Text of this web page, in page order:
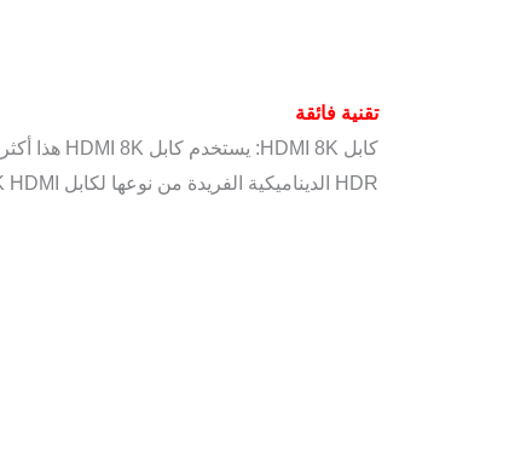
تقنية فائقة
HDR الديناميكية الفريدة من نوعها لكابل 8K HDMI وتقنية معالجة الألوان 12 بت ، يمثل كل مشهد فيديو كل إطار ، مع عمق وسطوع وتفاصيل وتباين ونطاق لوني أوسع